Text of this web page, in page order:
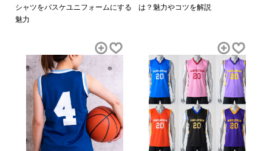
シャツをバスケユニフォームにする
魅力
は？魅力やコツを解説